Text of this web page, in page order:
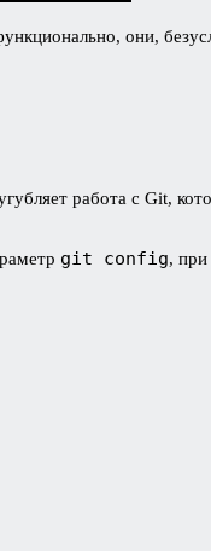
они,
работа с Git,
git config,